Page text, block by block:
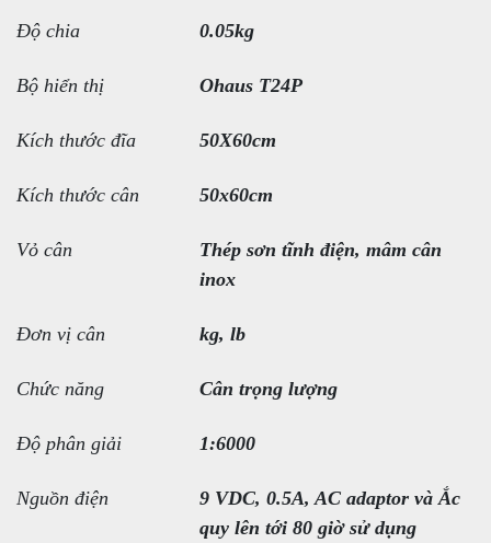
Độ chia 0.05kg
Bộ hiển thị Ohaus T24P
Kích thước đĩa 50X60cm
Kích thước cân 50x60cm
Vỏ cân
Thép sơn tĩnh điện, mâm cân
inox
Đơn vị cân kg, lb
Chức năng Cân trọng lượng
Độ phân giải 1:6000
Nguồn điện
9 VDC, 0.5A, AC adaptor và Ắc
quy lên tới 80 giờ sử dụng